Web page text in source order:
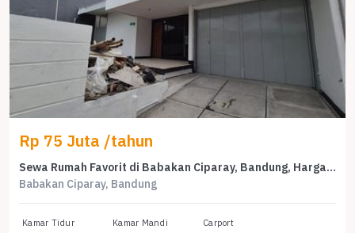
Rp 75 Juta /tahun
Sewa Rumah Favorit di Babakan Ciparay, Bandung, Harga Terjangkau
Babakan Ciparay, Bandung
Kamar Tidur Kamar Mandi Carport